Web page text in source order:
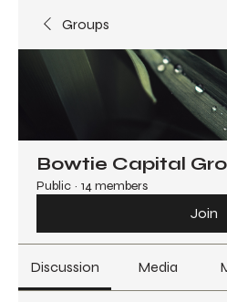
Groups
Bowtie Capital
Public · 14 members
Join
Discussion Media